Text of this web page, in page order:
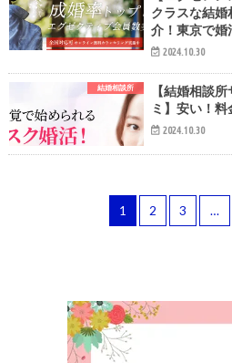
クラスな結
介！東京で婚
2024.10.30
結婚相談所
【結婚相談
ミ】安い！料
2024.10.30
1 2 3 …